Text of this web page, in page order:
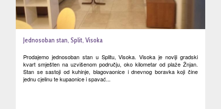
Jednosoban stan, Split, Visoka
Prodajemo jednosoban stan u Splitu, Visoka. Visoka je noviji gradski
kvart smješten na uzvišenom području, oko kilometar od plaže Žnjan.
Stan se sastoji od kuhinje, blagovaonice i dnevnog boravka koji čine
jednu cjelinu te kupaonice i spavać...